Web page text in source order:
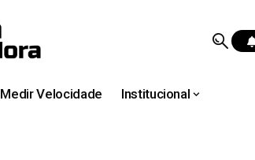
Medir Velocidade Institucional